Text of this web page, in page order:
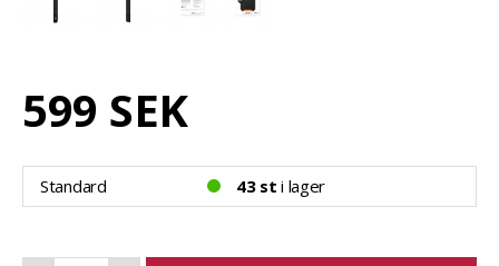
599 SEK
Standard 43 st i lager